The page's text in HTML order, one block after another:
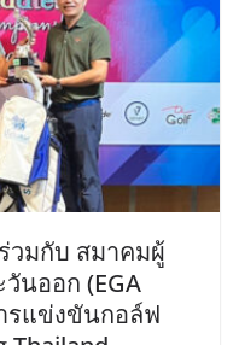
วมกับ สมาคมผู้
นออก (EGA
รแข่งขันกอล์ฟ